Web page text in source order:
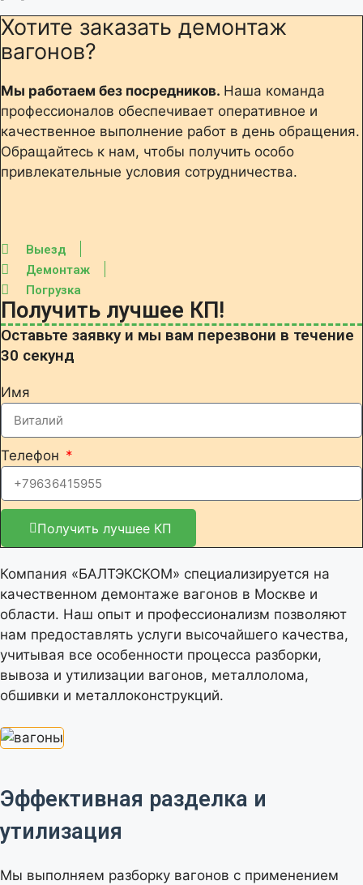
Хотите заказать демонтаж
вагонов?
Мы работаем без посредников. Наша команда
профессионалов обеспечивает оперативное и
качественное выполнение работ в день обращения.
Обращайтесь к нам, чтобы получить особо
привлекательные условия сотрудничества.
Выезд
Демонтаж
Погрузка
Получить лучшее КП!
Оставьте заявку и мы вам перезвони в течение
30 секунд
Имя
Телефон
Получить лучшее КП
Компания «БАЛТЭКСКОМ» специализируется на
качественном демонтаже вагонов в Москве и
области. Наш опыт и профессионализм позволяют
нам предоставлять услуги высочайшего качества,
учитывая все особенности процесса разборки,
вывоза и утилизации вагонов, металлолома,
обшивки и металлоконструкций.
Эффективная разделка и
утилизация
Мы выполняем разборку вагонов с применением